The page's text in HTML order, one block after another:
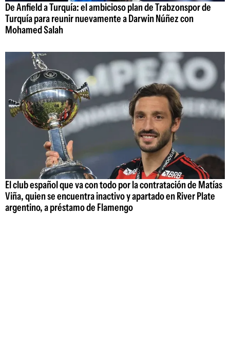
De Anfield a Turquía: el ambicioso plan de Trabzonspor de
Turquía para reunir nuevamente a Darwin Núñez con
Mohamed Salah
El club español que va con todo por la contratación de Matías
Viña, quien se encuentra inactivo y apartado en River Plate
argentino, a préstamo de Flamengo